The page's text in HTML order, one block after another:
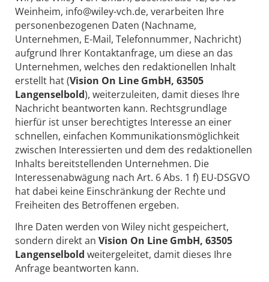
Weinheim, info@wiley-vch.de, verarbeiten Ihre
personenbezogenen Daten (Nachname,
Unternehmen, E-Mail, Telefonnummer, Nachricht)
aufgrund Ihrer Kontaktanfrage, um diese an das
Unternehmen, welches den redaktionellen Inhalt
erstellt hat (Vision On Line GmbH, 63505
Langenselbold), weiterzuleiten, damit dieses Ihre
Nachricht beantworten kann. Rechtsgrundlage
hierfür ist unser berechtigtes Interesse an einer
schnellen, einfachen Kommunikationsmöglichkeit
zwischen Interessierten und dem des redaktionellen
Inhalts bereitstellenden Unternehmen. Die
Interessenabwägung nach Art. 6 Abs. 1 f) EU-DSGVO
hat dabei keine Einschränkung der Rechte und
Freiheiten des Betroffenen ergeben.
Ihre Daten werden von Wiley nicht gespeichert,
sondern direkt an Vision On Line GmbH, 63505
Langenselbold weitergeleitet, damit dieses Ihre
Anfrage beantworten kann.